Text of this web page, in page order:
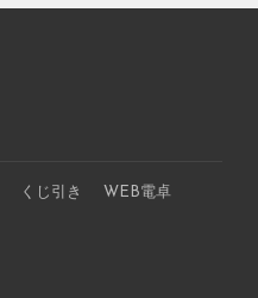
くじ引き WEB電卓